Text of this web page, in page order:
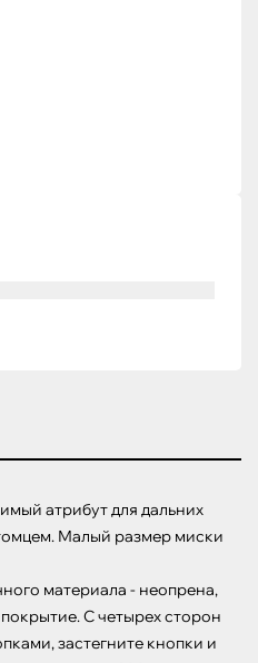
атрибут для дальних
Малый размер миски
материала - неопрена,
С четырех сторон
застегните кнопки и